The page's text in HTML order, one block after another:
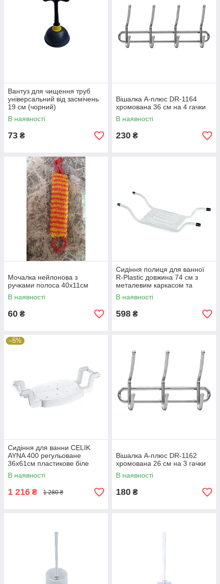
Вантуз для чищення труб
універсальний від засмічень
19 см (чорний)
В наявності
73 ₴
Вішалка А-плюс DR-1164
хромована 36 см на 4 гачки
В наявності
230 ₴
Мочалка нейлонова з
ручками полоса 40х11см
В наявності
60 ₴
Сидіння полиця для ванної
R-Plastic довжина 74 см з
металевим каркасом та
пластиковим сидінням
В наявності
598 ₴
–5%
Сидіння для ванни CELIK
AYNA 400 регульоване
36х61см пластикове біле
пластикове
В наявності
1 216 ₴ 1 280 ₴
Вішалка А-плюс DR-1162
хромована 26 см на 3 гачки
В наявності
180 ₴